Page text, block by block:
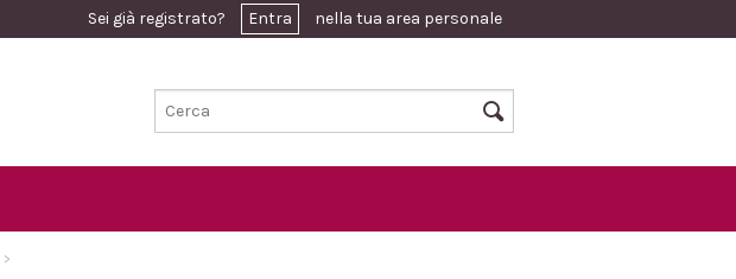
Sei già registrato? Entra nella tua area personale